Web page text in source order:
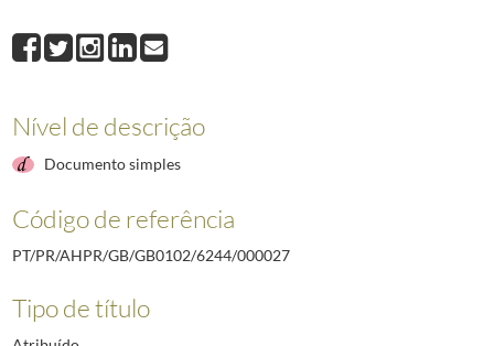
000028Carta do Embaixador da Turquia, Kaya Türkmen, ao Assessor para
000029Ofício do Reitor da Universidade católica Portuguesa, Manuel
Nível de descrição
Documento simples
Código de referência
PT/PR/AHPR/GB/GB0102/6244/000027
Tipo de título